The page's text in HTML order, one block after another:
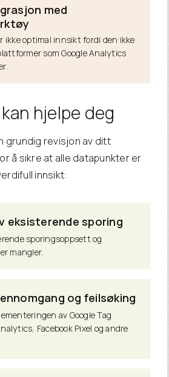
med
ikke optimal innsikt fordi den ikke
som Google Analytics
hjelpe deg
grundig revisjon av ditt
å sikre at alle datapunkter er
innsikt:
eksisterende sporing
sporingsoppsett og
mangler.
og feilsøking
av Google Tag
Facebook Pixel og andre